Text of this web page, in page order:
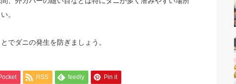
。
でダニの発生を防ぎましょう。
RSS feedly Pin it